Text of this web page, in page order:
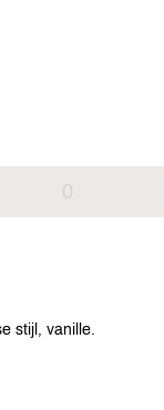
stijl, vanille.